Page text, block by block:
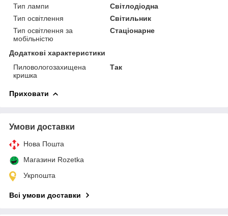
Тип лампи
Світлодіодна
Тип освітлення
Світильник
Тип освітлення за
мобільністю
Стаціонарне
Додаткові характеристики
Пиловологозахищена
кришка
Так
Приховати
Умови доставки
Нова Пошта
Магазини Rozetka
Укрпошта
Всі умови доставки